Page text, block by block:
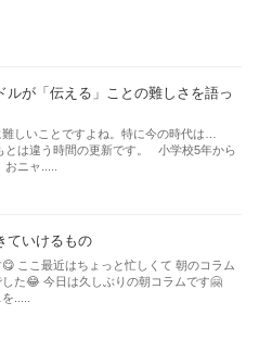
ルが「伝える」ことの難しさを語っ
難しいことですよね。特に今の時代は…
とは違う時間の更新です。 小学校5年から
ニャ.....
ていけるもの
ここ最近はちょっと忙しくて 朝のコラム
た😂 今日は久しぶりの朝コラムです🤗
.....